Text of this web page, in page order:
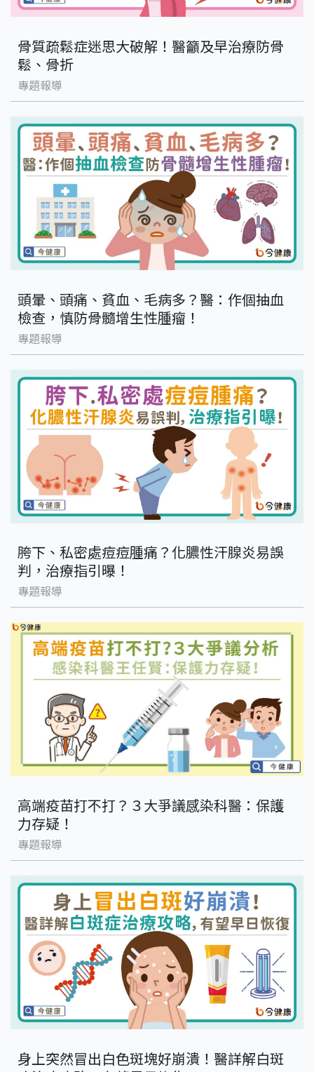
骨質疏鬆症迷思大破解！醫籲及早治療防骨
鬆、骨折
專題報導
頭暈、頭痛、貧血、毛病多？醫：作個抽血
檢查，慎防骨髓增生性腫瘤！
專題報導
胯下、私密處痘痘腫痛？化膿性汗腺炎易誤
判，治療指引曝！
專題報導
高端疫苗打不打？３大爭議感染科醫：保護
力存疑！
專題報導
身上突然冒出白色斑塊好崩潰！醫詳解白斑